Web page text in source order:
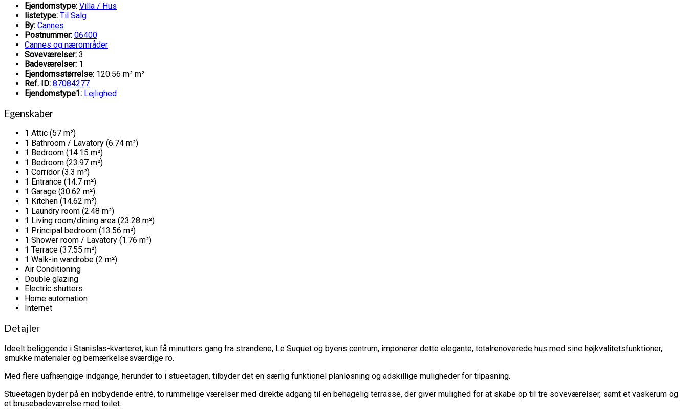
Ejendomstype: Villa / Hus
listetype: Til Salg
By: Cannes
Postnummer: 06400
Cannes og nærområder
Soveværelser: 3
Badeværelser: 1
Ejendomsstørrelse: 120.56 m² m²
Ref. ID: 87084277
Ejendomstype1: Lejlighed
Egenskaber
1 Attic (57 m²)
1 Bathroom / Lavatory (6.74 m²)
1 Bedroom (14.15 m²)
1 Bedroom (23.97 m²)
1 Corridor (3.3 m²)
1 Entrance (14.7 m²)
1 Garage (30.62 m²)
1 Kitchen (14.62 m²)
1 Laundry room (2.48 m²)
1 Living room/dining area (23.28 m²)
1 Principal bedroom (13.56 m²)
1 Shower room / Lavatory (1.76 m²)
1 Terrace (37.55 m²)
1 Walk-in wardrobe (2 m²)
Air Conditioning
Double glazing
Electric shutters
Home automation
Internet
Detajler
Ideelt beliggende i Stanislas-kvarteret, kun få minutters gang fra strandene, Le Suquet og byens centrum, imponerer dette elegante, totalrenoverede hus med sine højkvalitetsfunktioner,
smukke materialer og bemærkelsesværdige ro.
Med flere uafhængige indgange, herunder to i stueetagen, tilbyder det en særlig funktionel planløsning og adskillige muligheder for tilpasning.
Stueetagen byder på en indbydende entré, to rummelige værelser med direkte adgang til en behagelig terrasse, der giver mulighed for at skabe op til tre soveværelser, samt et vaskerum og
et brusebadeværelse med toilet.